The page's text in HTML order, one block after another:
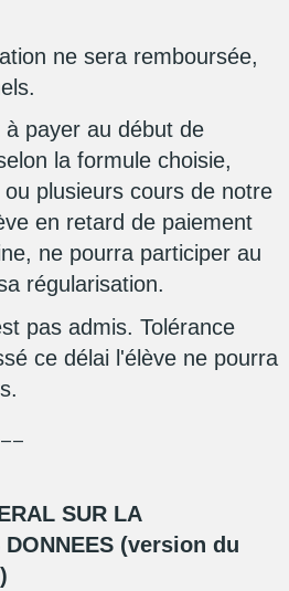
ne sera remboursée,
payer au début de
la formule choisie,
plusieurs cours de notre
en retard de paiement
ne pourra participer au
régularisation.
pas admis. Tolérance
ce délai l'élève ne pourra
SUR LA
DONNEES (version du